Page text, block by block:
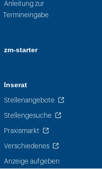
Anleitung zur
Termineingabe
zm-starter
Inserat
Stellenangebote
Stellengesuche
Praxismarkt
Verschiedenes
Anzeige aufgeben